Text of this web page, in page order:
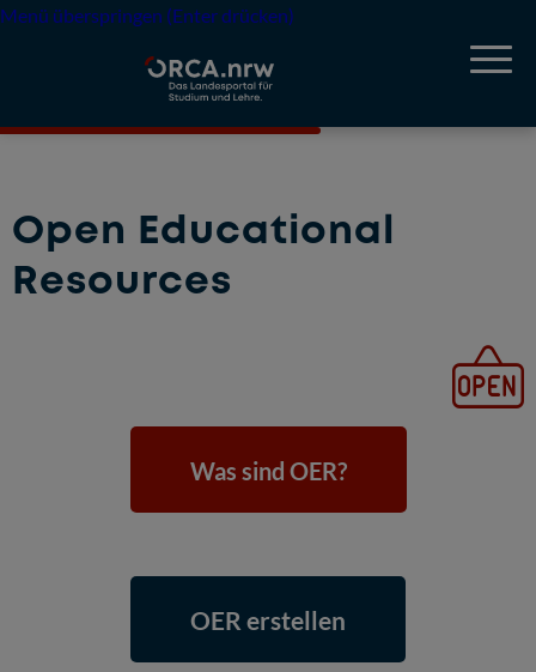
Menü überspringen (Enter drücken)
Open Educational
Resources
Was sind OER?
OER erstellen